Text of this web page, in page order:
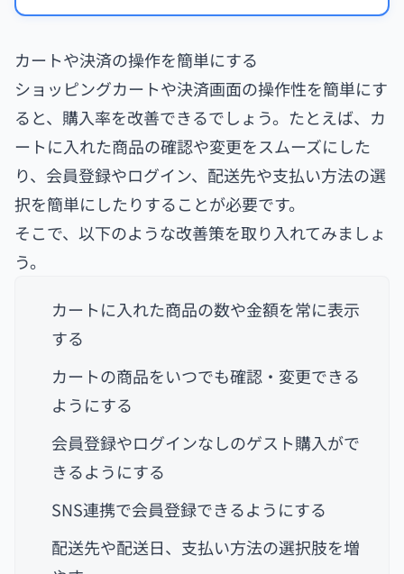
カートや決済の操作を簡単にする
ショッピングカートや決済画面の操作性を簡単にす
ると、購入率を改善できるでしょう。たとえば、カ
ートに入れた商品の確認や変更をスムーズにした
り、会員登録やログイン、配送先や支払い方法の選
択を簡単にしたりすることが必要です。
そこで、以下のような改善策を取り入れてみましょ
う。
カートに入れた商品の数や金額を常に表示
する
カートの商品をいつでも確認・変更できる
ようにする
会員登録やログインなしのゲスト購入がで
きるようにする
SNS連携で会員登録できるようにする
配送先や配送日、支払い方法の選択肢を増